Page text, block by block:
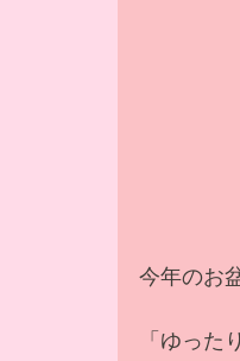
今年のお
「ゆった